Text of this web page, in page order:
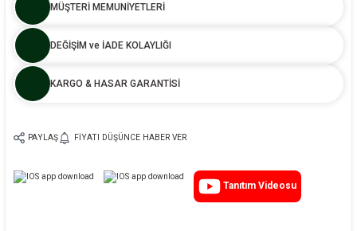
MÜŞTERİ MEMUNİYETLERİ
DEĞİŞİM ve İADE KOLAYLIĞI
KARGO & HASAR GARANTİSİ
PAYLAŞ FIYATI DÜŞÜNCE HABER VER
Tanıtım Videosu